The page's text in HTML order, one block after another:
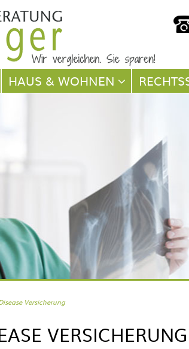
HAUS & WOHNEN
Versicherung